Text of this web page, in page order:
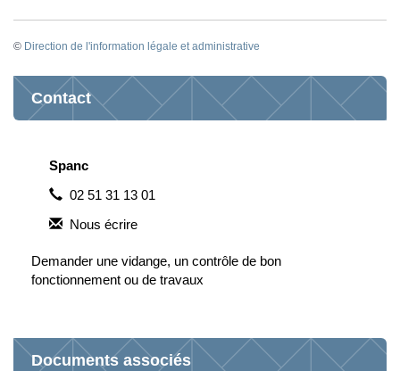
© Direction de l'information légale et administrative
Contact
Spanc
02 51 31 13 01
Nous écrire
Demander une vidange, un contrôle de bon
fonctionnement ou de travaux
Documents associés